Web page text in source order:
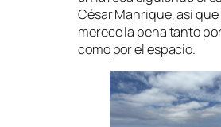
César Manrique, así que
merece la pena tanto
como por el espacio.